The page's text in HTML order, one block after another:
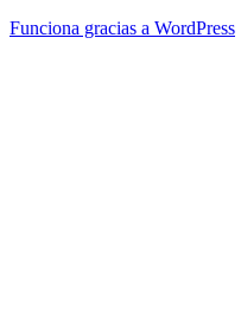
Funciona gracias a WordPress